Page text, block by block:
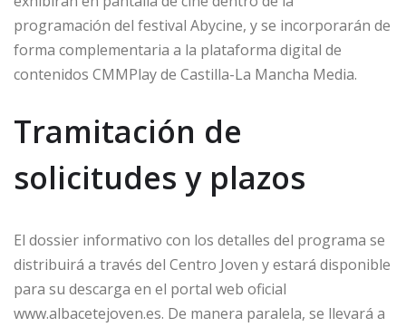
programación del festival Abycine, y se incorporarán de
forma complementaria a la plataforma digital de
contenidos CMMPlay de Castilla-La Mancha Media.
Tramitación de
solicitudes y plazos
El dossier informativo con los detalles del programa se
distribuirá a través del Centro Joven y estará disponible
para su descarga en el portal web oficial
www.albacetejoven.es. De manera paralela, se llevará a